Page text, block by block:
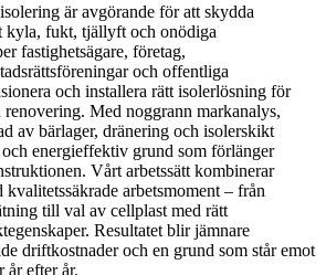
är avgörande för att skydda
kyla, fukt, tjällyft och onödiga
fastighetsägare, företag,
och offentliga
och installera rätt isolerlösning för
Med noggrann markanalys,
av bärlager, dränering och isolerskikt
energieffektiv grund som förlänger
Vårt arbetssätt kombinerar
arbetsmoment – från
till val av cellplast med rätt
Resultatet blir jämnare
driftkostnader och en grund som står emot
år efter år.